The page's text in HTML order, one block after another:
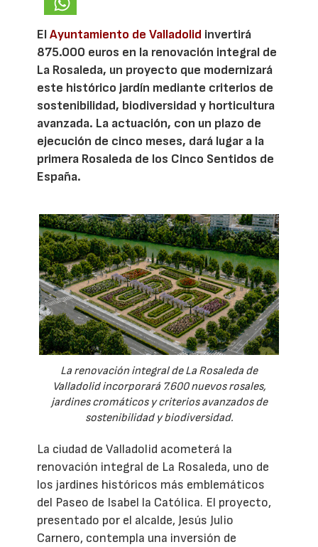
ElAyuntamiento de Valladolid invertirá
875.000 euros en la renovación integral de
La Rosaleda, un proyecto que modernizará
este histórico jardín mediante criterios de
sostenibilidad, biodiversidad y horticultura
avanzada. La actuación, con un plazo de
ejecución de cinco meses, dará lugar a la
primera Rosaleda de los Cinco Sentidos de
España.
La renovación integral de La Rosaleda de
Valladolid incorporará 7.600 nuevos rosales,
jardines cromáticos y criterios avanzados de
sostenibilidad y biodiversidad.
La ciudad de Valladolid acometerá la
renovación integral de La Rosaleda, uno de
los jardines históricos más emblemáticos
del Paseo de Isabel la Católica. El proyecto,
presentado por el alcalde, Jesús Julio
Carnero, contempla una inversión de